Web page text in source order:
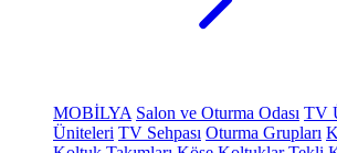
MOBİLYA Salon ve Oturma Odası TV
Üniteleri TV Sehpası Oturma Grupları